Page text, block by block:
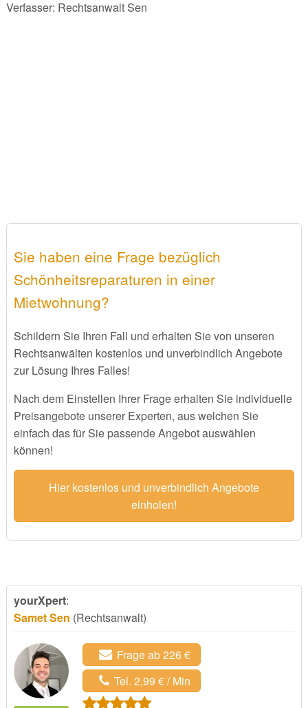
yourXpert:
Samet Sen (Rechtsanwalt)
Frage ab 226 €
Tel. 2,99 € / Min
Verfasser: Rechtsanwalt Sen
Sie haben eine Frage bezüglich
Schönheitsreparaturen in einer
Mietwohnung?
Schildern Sie Ihren Fall und erhalten Sie von unseren
Rechtsanwälten kostenlos und unverbindlich Angebote
zur Lösung Ihres Falles!
Nach dem Einstellen Ihrer Frage erhalten Sie individuelle
Preisangebote unserer Experten, aus welchen Sie
einfach das für Sie passende Angebot auswählen
können!
Hier kostenlos und unverbindlich Angebote
einholen!